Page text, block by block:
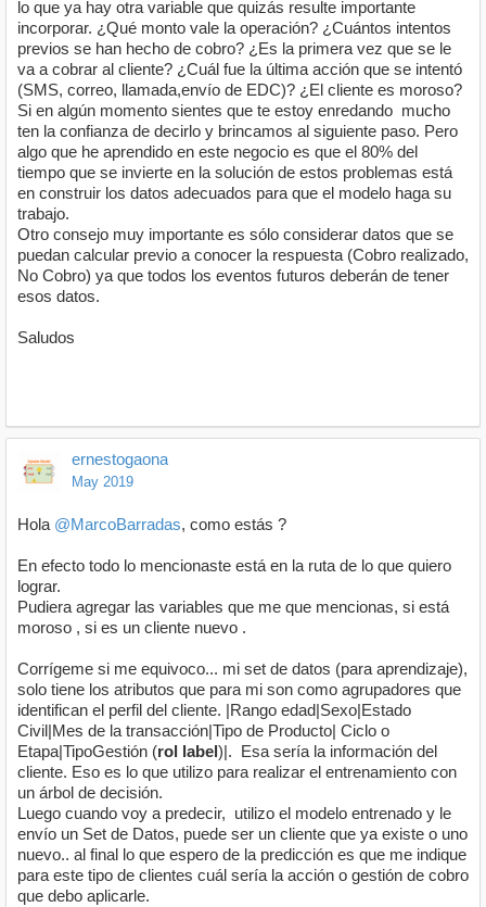
lo que ya hay otra variable que quizás resulte importante
incorporar. ¿Qué monto vale la operación? ¿Cuántos intentos
previos se han hecho de cobro? ¿Es la primera vez que se le
va a cobrar al cliente? ¿Cuál fue la última acción que se intentó
(SMS, correo, llamada,envío de EDC)? ¿El cliente es moroso?
Si en algún momento sientes que te estoy enredando mucho
ten la confianza de decirlo y brincamos al siguiente paso. Pero
algo que he aprendido en este negocio es que el 80% del
tiempo que se invierte en la solución de estos problemas está
en construir los datos adecuados para que el modelo haga su
trabajo.
Otro consejo muy importante es sólo considerar datos que se
puedan calcular previo a conocer la respuesta (Cobro realizado,
No Cobro) ya que todos los eventos futuros deberán de tener
esos datos.
Saludos
ernestogaona
May 2019
Hola @MarcoBarradas, como estás ?
En efecto todo lo mencionaste está en la ruta de lo que quiero
lograr.
Pudiera agregar las variables que me que mencionas, si está
moroso , si es un cliente nuevo .
Corrígeme si me equivoco... mi set de datos (para aprendizaje),
solo tiene los atributos que para mi son como agrupadores que
identifican el perfil del cliente. |Rango edad|Sexo|Estado
Civil|Mes de la transacción|Tipo de Producto| Ciclo o
Etapa|TipoGestión (rol label)|. Esa sería la información del
cliente. Eso es lo que utilizo para realizar el entrenamiento con
un árbol de decisión.
Luego cuando voy a predecir, utilizo el modelo entrenado y le
envío un Set de Datos, puede ser un cliente que ya existe o uno
nuevo.. al final lo que espero de la predicción es que me indique
para este tipo de clientes cuál sería la acción o gestión de cobro
que debo aplicarle.